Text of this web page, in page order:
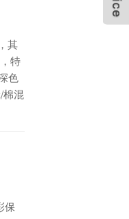
其
特
色
棉混
保